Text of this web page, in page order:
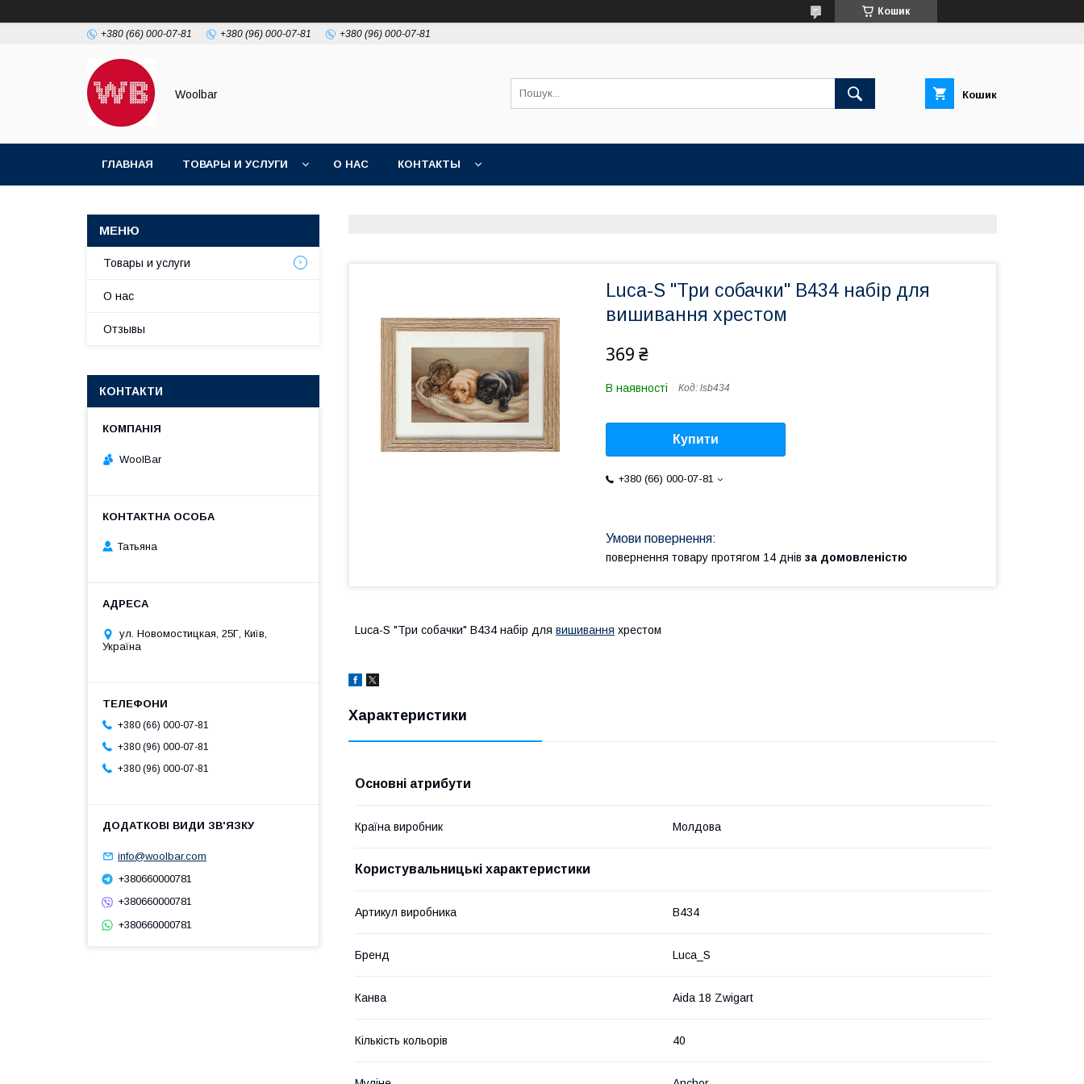
Кошик
+380 (66) 000-07-81 +380 (96) 000-07-81 +380 (96) 000-07-81
Woolbar Кошик
ГЛАВНАЯ ТОВАРЫ И УСЛУГИ О НАС КОНТАКТЫ
Luca-S "Три собачки" B434 набір для
вишивання хрестом
369 ₴
В наявності Код: lsb434
Купити
+380 (66) 000-07-81
повернення товару протягом 14 днів за домовленістю
Luca-S "Три собачки" B434 набір для вишивання хрестом
Характеристики
Основні атрибути
Країна виробник Молдова
Користувальницькі характеристики
Артикул виробника B434
Бренд Luca_S
Канва Aida 18 Zwigart
Кількість кольорів 40
Товары и услуги
О нас
Отзывы
КОНТАКТИ
WoolBar
Татьяна
ул. Новомостицкая, 25Г, Київ,
Україна
+380 (66) 000-07-81
+380 (96) 000-07-81
+380 (96) 000-07-81
info@woolbar.com
+380660000781
+380660000781
+380660000781